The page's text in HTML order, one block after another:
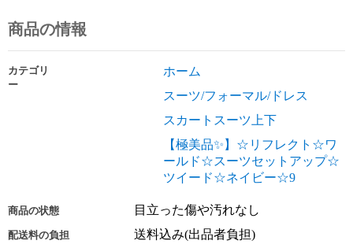
商品の情報
カテゴリ
ー
ホーム
スーツ/フォーマル/ドレス
スカートスーツ上下
【極美品✨】☆リフレクト☆ワ
ールド☆スーツセットアップ☆
ツイード☆ネイビー☆9
商品の状態 目立った傷や汚れなし
配送料の負担 送料込み(出品者負担)